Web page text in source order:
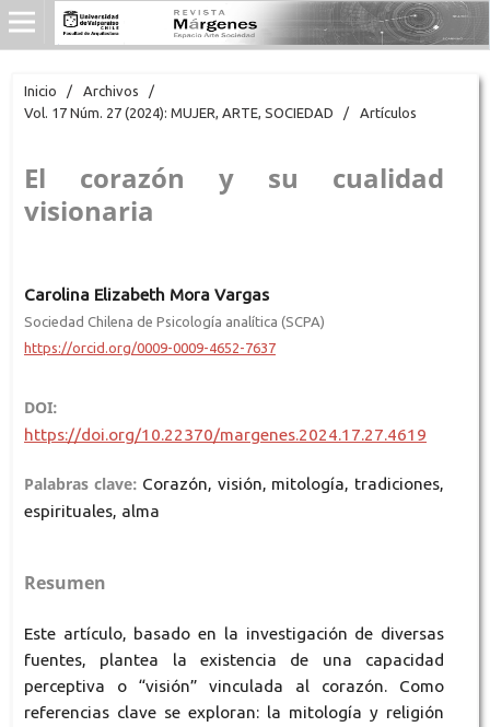
Inicio / Archivos
/
Vol. 17 Núm. 27 (2024): MUJER, ARTE, SOCIEDAD
/ Artículos
El corazón y su cualidad
visionaria
Carolina Elizabeth Mora Vargas
Sociedad Chilena de Psicología analítica (SCPA)
https://orcid.org/0009-0009-4652-7637
DOI:
https://doi.org/10.22370/margenes.2024.17.27.4619
Palabras clave: Corazón, visión, mitología, tradiciones,
espirituales, alma
Resumen
Este artículo, basado en la investigación de diversas
fuentes, plantea la existencia de una capacidad
perceptiva o “visión” vinculada al corazón. Como
referencias clave se exploran: la mitología y religión